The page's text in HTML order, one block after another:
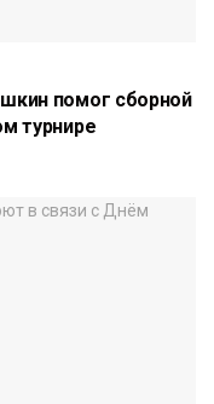
помог сборной
турнире